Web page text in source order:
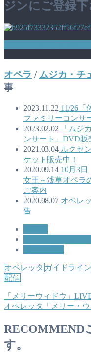
ジンにご登録下
オペラ / ムジカ・チ
事
2023.11.22 11/26「
ファミリーコンサ
2023.02.02 「ムジ
ンサート」DVD販
2021.03.04 ルクセ
ケット販売中！
2020.09.14 10月3
女王～浅草オペラ
ご案内
2020.08.07 オペレ
告
オペレッタ ガイドライン
配信
「メリーウィドウ」
オペレッタ「メリー・
RECOMMEND
す。